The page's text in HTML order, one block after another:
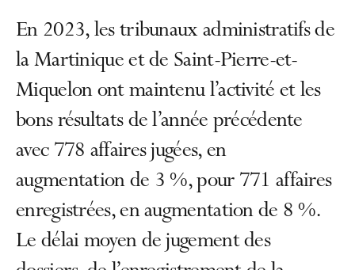
En 2023, les tribunaux administratifs de
la Martinique et de Saint-Pierre-et-
Miquelon ont maintenu l’activité et les
bons résultats de l’année précédente
avec 778 affaires jugées, en
augmentation de 3 %, pour 771 affaires
enregistrées, en augmentation de 8 %.
Le délai moyen de jugement des